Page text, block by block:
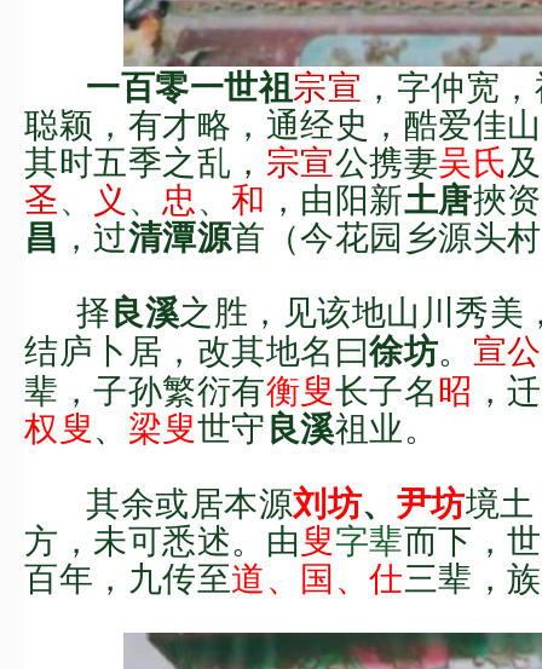
一百零一世祖宗宣 ， 字仲宽，
聪颖，有才略，通经史，酷爱佳
其时五季之乱， 宗宣公携妻吴氏
圣、 义 、 忠、 和 ， 由阳新土唐挾
昌 ，过清潭源首 （今花园乡源头村
择良溪之胜， 见该地山川秀美
结庐卜居， 改其地名曰徐坊。 宣公
辈，子孙繁衍有衡叟长子名昭 ， 迁
权叟、 梁叟世守良溪祖业。
其余或居本源刘坊、 尹坊境
方，未可悉述。 由叟字辈而下，
百年，九传至道、国、仕三辈 ，